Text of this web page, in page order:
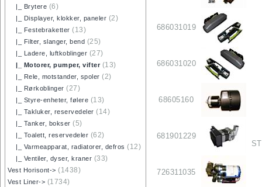
|_ Brytere (6)
|_ Displayer, klokker, paneler (2)
|_ Festebraketter (13)
|_ Filter, slanger, bend (25)
|_ Ladere, luftkoblinger (27)
|_ Motorer, pumper, vifter (13)
|_ Rele, motstander, spoler (2)
|_ Rørkoblinger (27)
|_ Styre-enheter, følere (13)
|_ Takluker, reservedeler (14)
|_ Tanker, bokser (5)
|_ Toalett, reservedeler (62)
|_ Varmeapparat, radiatorer, defros (12)
|_ Ventiler, dyser, kraner (33)
Vest Horisont-> (1438)
Vest Liner-> (1734)
686031019
686031020
68605160
681901229
726311035